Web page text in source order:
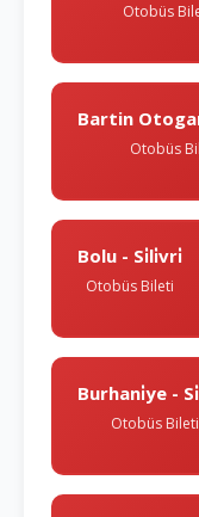
Otobüs
Bartin
Otobüs
Bolu - Si̇li̇vri̇
Otobüs Bileti
Burhani̇ye -
Otobüs Bileti